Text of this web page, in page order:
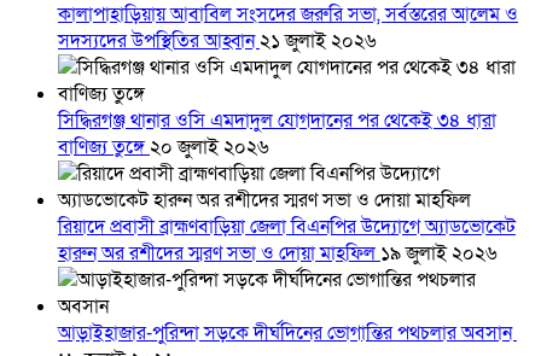
কালাপাহাড়িয়ায় আবাবিল সংসদের জরুরি সভা, সর্বস্তরের আলেম ও
সদস্যদের উপস্থিতির আহ্বান২১ জুলাই ২০২৬
সিদ্ধিরগঞ্জ থানার ওসি এমদাদুল যোগদানের পর থেকেই ৩৪ ধারা
বাণিজ্য তুঙ্গে২০ জুলাই ২০২৬
রিয়াদে প্রবাসী ব্রাহ্মণবাড়িয়া জেলা বিএনপির উদ্যোগে অ্যাডভোকেট
হারুন অর রশীদের স্মরণ সভা ও দোয়া মাহফিল ১৯ জুলাই ২০২৬
আড়াইহাজার-পুরিন্দা সড়কে দীর্ঘদিনের ভোগান্তির পথচলার অবসান